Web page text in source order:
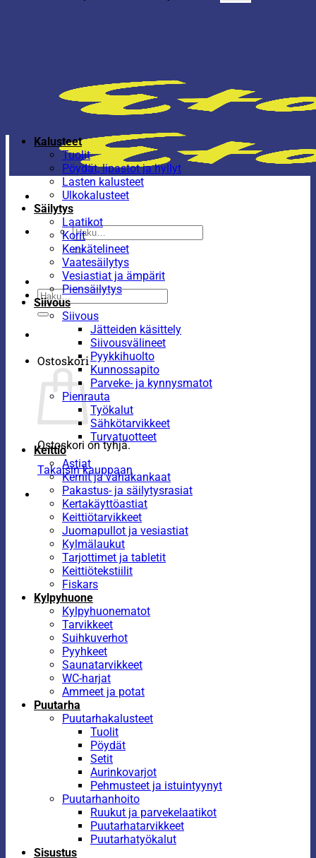
Etsi:
Etsi:
Ostoskori
Ostoskori on tyhjä.
Takaisin kauppaan
Kalusteet
Tuolit
Pöydät, lipastot ja hyllyt
Lasten kalusteet
Ulkokalusteet
Säilytys
Laatikot
Korit
Kenkätelineet
Vaatesäilytys
Vesiastiat ja ämpärit
Piensäilytys
Siivous
Siivous
Jätteiden käsittely
Siivousvälineet
Pyykkihuolto
Kunnossapito
Parveke- ja kynnysmatot
Pienrauta
Työkalut
Sähkötarvikkeet
Turvatuotteet
Keittiö
Astiat
Kernit ja vahakankaat
Pakastus- ja säilytysrasiat
Kertakäyttöastiat
Keittiötarvikkeet
Juomapullot ja vesiastiat
Kylmälaukut
Tarjottimet ja tabletit
Keittiötekstiilit
Fiskars
Kylpyhuone
Kylpyhuonematot
Tarvikkeet
Suihkuverhot
Pyyhkeet
Saunatarvikkeet
WC-harjat
Ammeet ja potat
Puutarha
Puutarhakalusteet
Tuolit
Pöydät
Setit
Aurinkovarjot
Pehmusteet ja istuintyynyt
Puutarhanhoito
Ruukut ja parvekelaatikot
Puutarhatarvikkeet
Puutarhatyökalut
Sisustus